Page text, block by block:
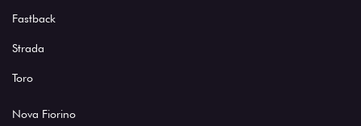
Fastback
Strada
Toro
Nova Fiorino